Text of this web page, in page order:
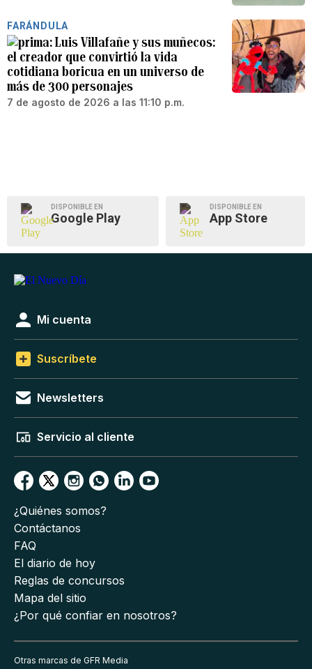
FARÁNDULA
Luis Villafañe y sus muñecos:
el creador que convirtió la vida
cotidiana boricua en un universo de
más de 300 personajes
7 de agosto de 2026 a las 11:10 p.m.
DISPONIBLE EN
Google Play
DISPONIBLE EN
App Store
Mi cuenta
Suscríbete
Newsletters
Servicio al cliente
¿Quiénes somos?
Contáctanos
FAQ
El diario de hoy
Reglas de concursos
Mapa del sitio
¿Por qué confiar en nosotros?
Otras marcas de GFR Media